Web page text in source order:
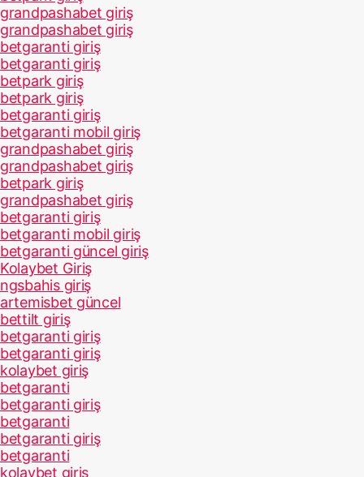
grandpashabet giriş
grandpashabet giriş
betgaranti giriş
betgaranti giriş
betpark giriş
betpark giriş
betgaranti giriş
betgaranti mobil giriş
grandpashabet giriş
grandpashabet giriş
betpark giriş
grandpashabet giriş
betgaranti giriş
betgaranti mobil giriş
betgaranti güncel giriş
Kolaybet Giriş
ngsbahis giriş
artemisbet güncel
bettilt giriş
betgaranti giriş
betgaranti giriş
kolaybet giriş
betgaranti
betgaranti giriş
betgaranti
betgaranti giriş
betgaranti
kolaybet giriş